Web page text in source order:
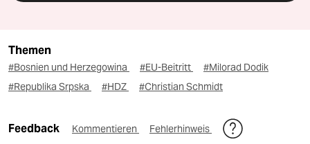
Themen
#Bosnien und Herzegowina #EU-Beitritt
#Milorad Dodik
#Republika Srpska
#HDZ #Christian Schmidt
Feedback Kommentieren Fehlerhinweis